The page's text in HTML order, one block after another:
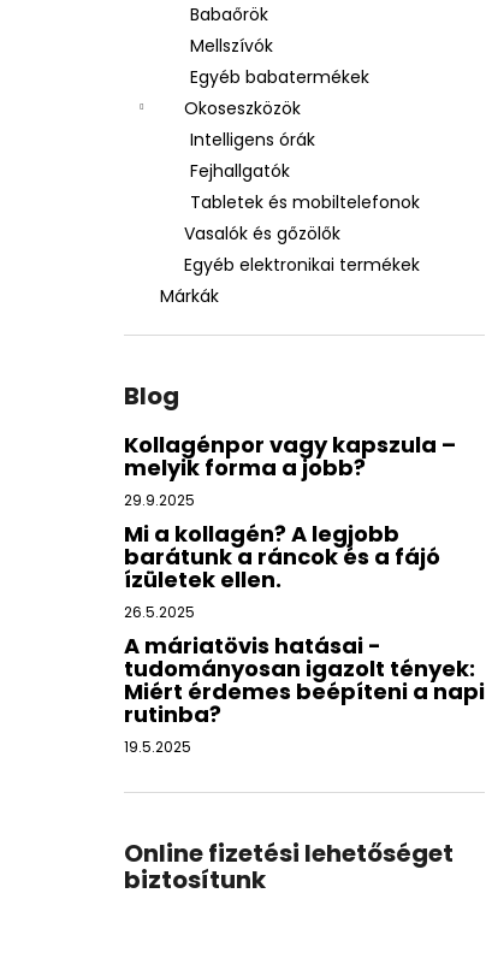
Babaőrök
Mellszívók
Egyéb babatermékek
Okoseszközök
Intelligens órák
Fejhallgatók
Tabletek és mobiltelefonok
Vasalók és gőzölők
Egyéb elektronikai termékek
Márkák
Blog
Kollagénpor vagy kapszula –
melyik forma a jobb?
29.9.2025
Mi a kollagén? A legjobb
barátunk a ráncok és a fájó
ízületek ellen.
26.5.2025
A máriatövis hatásai -
tudományosan igazolt tények:
Miért érdemes beépíteni a napi
rutinba?
19.5.2025
Online fizetési lehetőséget
biztosítunk